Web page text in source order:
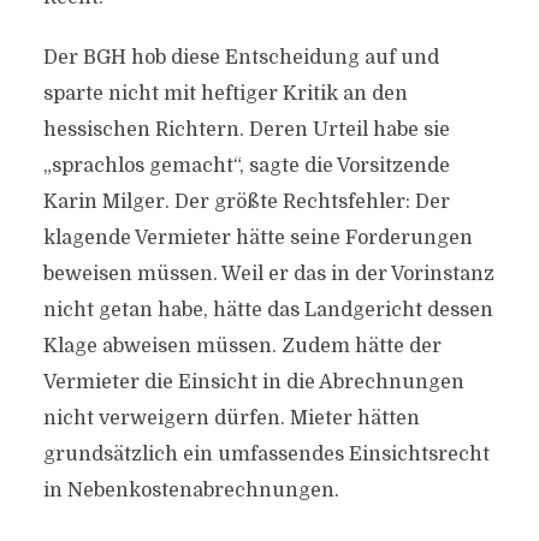
Der BGH hob diese Entscheidung auf und
sparte nicht mit heftiger Kritik an den
hessischen Richtern. Deren Urteil habe sie
„sprachlos gemacht“, sagte die Vorsitzende
Karin Milger. Der größte Rechtsfehler: Der
klagende Vermieter hätte seine Forderungen
beweisen müssen. Weil er das in der Vorinstanz
nicht getan habe, hätte das Landgericht dessen
Klage abweisen müssen. Zudem hätte der
Vermieter die Einsicht in die Abrechnungen
nicht verweigern dürfen. Mieter hätten
grundsätzlich ein umfassendes Einsichtsrecht
in Nebenkostenabrechnungen.